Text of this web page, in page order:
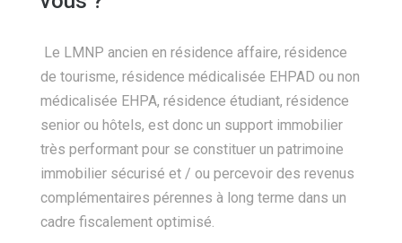
Le LMNP ancien en résidence affaire, résidence
de tourisme, résidence médicalisée EHPAD ou non
médicalisée EHPA, résidence étudiant, résidence
senior ou hôtels, est donc un support immobilier
très performant pour se constituer un patrimoine
immobilier sécurisé et / ou percevoir des revenus
complémentaires pérennes à long terme dans un
cadre fiscalement optimisé.